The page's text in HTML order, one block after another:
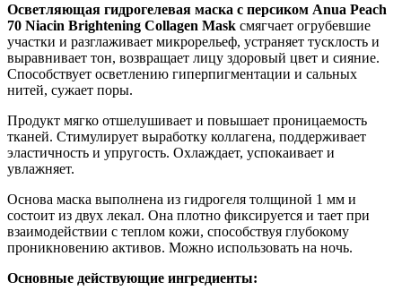
Осветляющая гидрогелевая маска с персиком Anua Peach
70 Niacin Brightening Collagen Mask смягчает огрубевшие
участки и разглаживает микрорельеф, устраняет тусклость и
выравнивает тон, возвращает лицу здоровый цвет и сияние.
Способствует осветлению гиперпигментации и сальных
нитей, сужает поры.
Продукт мягко отшелушивает и повышает проницаемость
тканей. Стимулирует выработку коллагена, поддерживает
эластичность и упругость. Охлаждает, успокаивает и
увлажняет.
Основа маска выполнена из гидрогеля толщиной 1 мм и
состоит из двух лекал. Она плотно фиксируется и тает при
взаимодействии с теплом кожи, способствуя глубокому
проникновению активов. Можно использовать на ночь.
Основные действующие ингредиенты: